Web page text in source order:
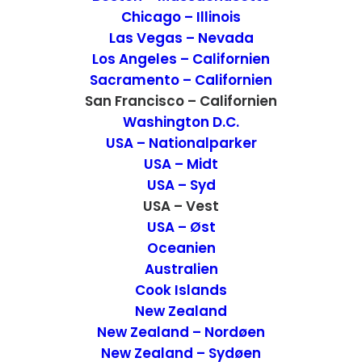
Chicago – Illinois
Las Vegas – Nevada
Los Angeles – Californien
Sacramento – Californien
San Francisco – Californien
Washington D.C.
USA – Nationalparker
USA – Midt
USA – Syd
USA – Vest
USA – Øst
Oceanien
Australien
Cook Islands
New Zealand
New Zealand – Nordøen
New Zealand – Sydøen
tage den første båd.
Ankomsten til Alcatraz
Efter en kort men meget smuk sejltur,
endte vi på øen. Umiddelbart var der en